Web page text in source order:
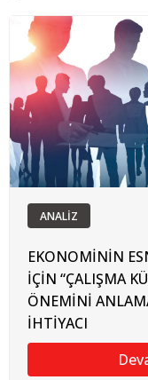
ANALİZ
EKONOMİNİN
İÇİN “ÇALIŞMA
ÖNEMİNİ
İHTİYACI